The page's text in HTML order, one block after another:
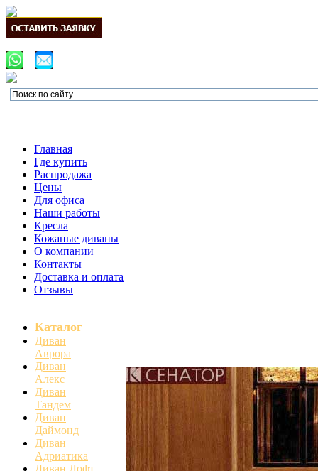
Главная
Где купить
Распродажа
Цены
Для офиса
Наши работы
Кресла
Кожаные диваны
О компании
Контакты
Доставка и оплата
Отзывы
Каталог
Диван
Аврора
Диван
Алекс
Диван
Тандем
Диван
Даймонд
Диван
Адриатика
Диван Лофт